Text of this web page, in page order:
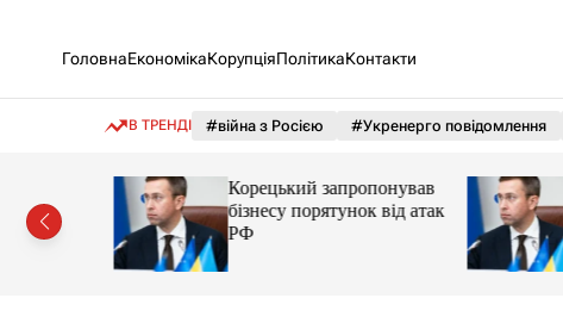
ГоловнаЕкономікаКорупціяПолітикаКонтакти
В ТРЕНДІ #війна з Росією #Укренерго повідомлення
атак
Корецький запропонував
бізнесу порятунок від атак
РФ